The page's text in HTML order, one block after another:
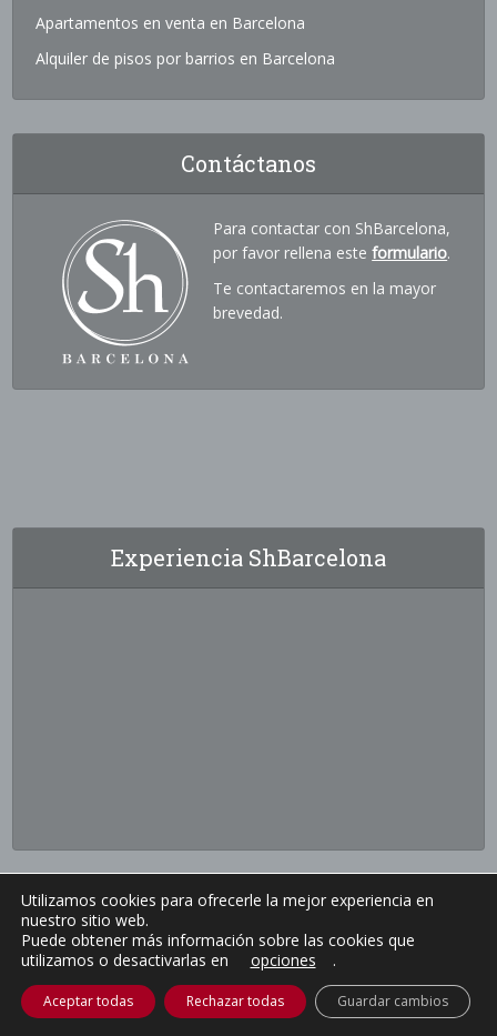
Apartamentos en venta en Barcelona
Alquiler de pisos por barrios en Barcelona
Contáctanos
Para contactar con ShBarcelona,
por favor rellena esteformulario.
Te contactaremos en la mayor
brevedad.
Experiencia ShBarcelona
Utilizamos cookies para ofrecerle la mejor experiencia en
nuestro sitio web.
Puede obtener más información sobre las cookies que
utilizamos o desactivarlas en
opciones .
Aceptar todas Rechazar todas Guardar cambios